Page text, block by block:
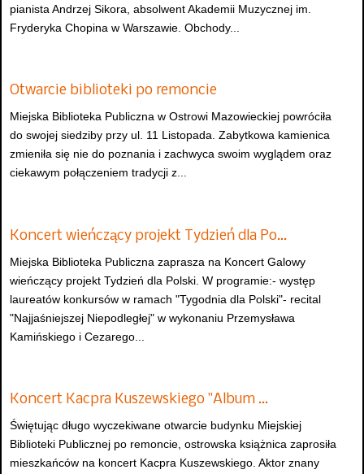
pianista Andrzej Sikora, absolwent Akademii Muzycznej im.
Fryderyka Chopina w Warszawie. Obchody...
Otwarcie biblioteki po remoncie
Miejska Biblioteka Publiczna w Ostrowi Mazowieckiej powróciła
do swojej siedziby przy ul. 11 Listopada. Zabytkowa kamienica
zmieniła się nie do poznania i zachwyca swoim wyglądem oraz
ciekawym połączeniem tradycji z...
Koncert wieńczący projekt Tydzień dla Po…
Miejska Biblioteka Publiczna zaprasza na Koncert Galowy
wieńczący projekt Tydzień dla Polski. W programie:- występ
laureatów konkursów w ramach "Tygodnia dla Polski"- recital
"Najjaśniejszej Niepodległej" w wykonaniu Przemysława
Kamińskiego i Cezarego...
Koncert Kacpra Kuszewskiego "Album …
Świętując długo wyczekiwane otwarcie budynku Miejskiej
Biblioteki Publicznej po remoncie, ostrowska książnica zaprosiła
mieszkańców na koncert Kacpra Kuszewskiego. Aktor znany